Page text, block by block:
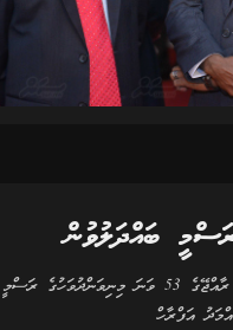
ބައްދަލުވުން
25 ޖުލައި 2018: ދިވެހި ރާއްޖޭގެ 53 ވަނަ
އަފްރާހް